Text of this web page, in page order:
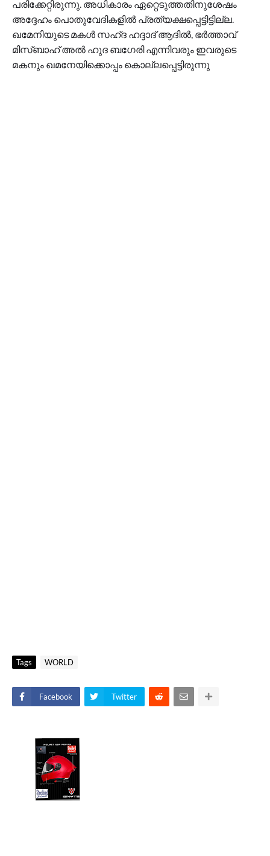
പരിക്കേറ്റിരുന്നു. അധികാരം ഏറ്റെടുത്തതിനുശേഷം
അദ്ദേഹം പൊതുവേദികളിൽ പ്രത്യക്ഷപ്പെട്ടിട്ടില്ല.
ഖമേനിയുടെ മകൾ സഹ്ദ ഹദ്ദാദ് ആദിൽ, ഭർത്താവ്
മിസ്ബാഹ് അൽ ഹുദ ബഗേരി എന്നിവരും ഇവരുടെ
മകനും ഖമനേയിക്കൊപ്പം കൊല്ലപ്പെട്ടിരുന്നു
Tags WORLD
Facebook Twitter